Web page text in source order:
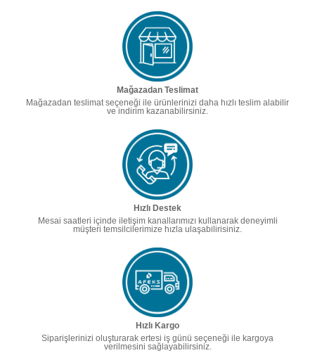
Mağazadan Teslimat
Mağazadan teslimat seçeneği ile ürünlerinizi daha hızlı teslim alabilir
ve indirim kazanabilirsiniz.
Hızlı Destek
Mesai saatleri içinde iletişim kanallarımızı kullanarak deneyimli
müşteri temsilcilerimize hızla ulaşabilirisiniz.
Hızlı Kargo
Siparişlerinizi oluşturarak ertesi iş günü seçeneği ile kargoya
verilmesini sağlayabilirsiniz.